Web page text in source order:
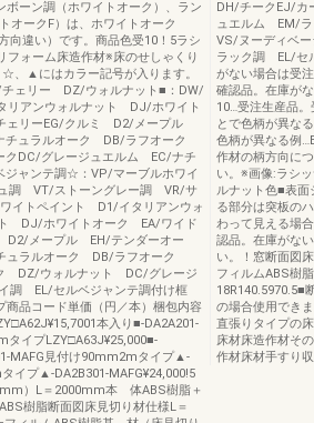
ボーン調（ホワイトオーク）、ラン
オークF）は、ホワイトオーク
向違い）です。商品色受10！5ラシ
フォーム床造作材※床のせしゃくり
、▲にはカラー記号が入ります。
ェリー DZ/ウォルナット■：DW/
リアンウォルナット DJ/ホワイト
ェリーEG/クルミ D2/メープル
チュラルオーク DB/ラフオーク
DC/グレージュエルム EC/ナチ
ャンテ調☆：VP/マーブルホワイ
調 VT/ストーングレー調 VR/サ
イトペイント D1/イタリアンウォ
DJ/ホワイトオーク EA/ワイド
D2/メープル EH/テンダーオー
ラルオーク DB/ラフオーク
DZ/ウォルナット DC/グレージ
調 EL/セルベジャンテ調付け框
商品コード単価（円／本）梱包内容
本入り■-DA2A201-
タイプLZY□A63J¥25,000■-
MAFG見付け90mm2mタイプ▲-
イプ▲-DA2B301-MAFG¥24,000!5
mm）L＝2000mm本 体ABS樹脂＋
樹脂断面図床見切り材仕様L＝
DH/チークEJ/
ュエルム EM/
VS/ヌーディベ
ラック調 EL/セ
がない場合は受
確認品。在庫が
10…受注生産品
とで色柄が異な
色柄が異なる例
作材の柄方向に
い。※画像:ラシ
ルナット色■表面
る部分は突板の
わって見える場
認品。在庫がな
い。！窓断面図
フィルムABS樹
18R140.5970.5■
の場合使用でき
直張りタイプの
床材床造作材そ
作材床材手すり